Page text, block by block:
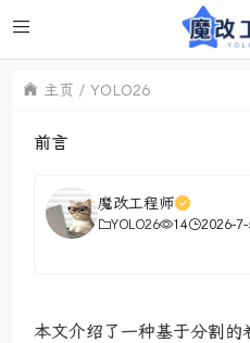
主页 YOLO26
前言
魔改工程师
YOLO26 14 2026-
本文介绍了一种基于分割的